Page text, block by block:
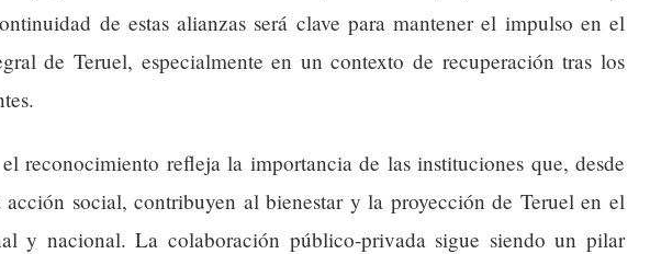
de estas alianzas será clave para mantener el impulso en el
de Teruel, especialmente en un contexto de recuperación tras los
reconocimiento refleja la importancia de las instituciones que, desde
social, contribuyen al bienestar y la proyección de Teruel en el
y nacional. La colaboración público-privada sigue siendo un pilar